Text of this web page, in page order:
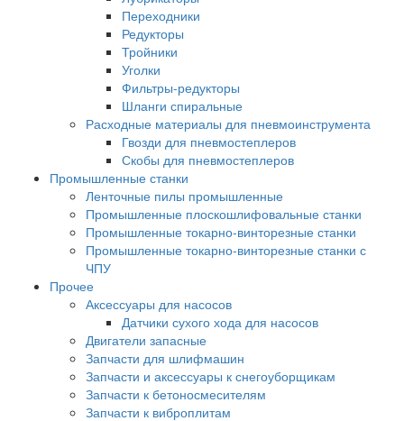
Переходники
Редукторы
Тройники
Уголки
Фильтры-редукторы
Шланги спиральные
Расходные материалы для пневмоинструмента
Гвозди для пневмостеплеров
Скобы для пневмостеплеров
Промышленные станки
Ленточные пилы промышленные
Промышленные плоскошлифовальные станки
Промышленные токарно-винторезные станки
Промышленные токарно-винторезные станки с
ЧПУ
Прочее
Аксессуары для насосов
Датчики сухого хода для насосов
Двигатели запасные
Запчасти для шлифмашин
Запчасти и аксессуары к снегоуборщикам
Запчасти к бетоносмесителям
Запчасти к виброплитам